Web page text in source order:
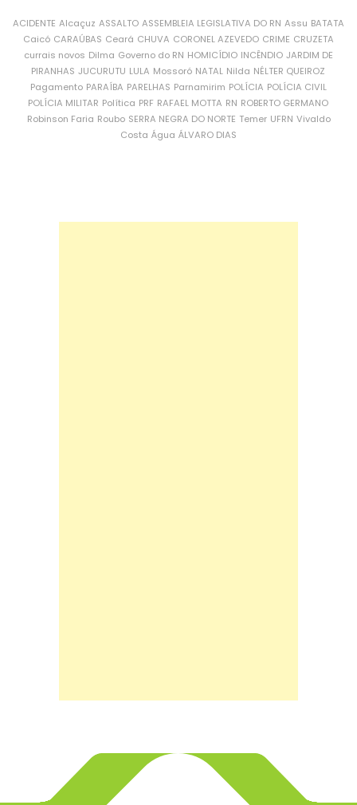
ACIDENTE Alcaçuz ASSALTO ASSEMBLEIA LEGISLATIVA DO RN Assu BATATA
Caicó CARAÚBAS Ceará CHUVA CORONEL AZEVEDO CRIME CRUZETA
currais novos Dilma Governo do RN HOMICÍDIO INCÊNDIO JARDIM DE
PIRANHAS JUCURUTU LULA Mossoró NATAL Nilda NÉLTER QUEIROZ
Pagamento PARAÍBA PARELHAS Parnamirim POLÍCIA POLÍCIA CIVIL
POLÍCIA MILITAR Política PRF RAFAEL MOTTA RN ROBERTO GERMANO
Robinson Faria Roubo SERRA NEGRA DO NORTE Temer UFRN Vivaldo
Costa Água ÁLVARO DIAS